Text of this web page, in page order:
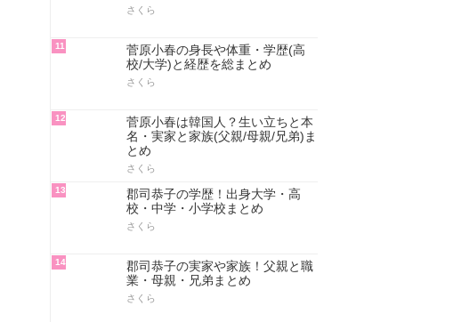
さくら
11
菅原小春の身長や体重・学歴(高
校/大学)と経歴を総まとめ
さくら
12
菅原小春は韓国人？生い立ちと本
名・実家と家族(父親/母親/兄弟)ま
とめ
さくら
13
郡司恭子の学歴！出身大学・高
校・中学・小学校まとめ
さくら
14
郡司恭子の実家や家族！父親と職
業・母親・兄弟まとめ
さくら